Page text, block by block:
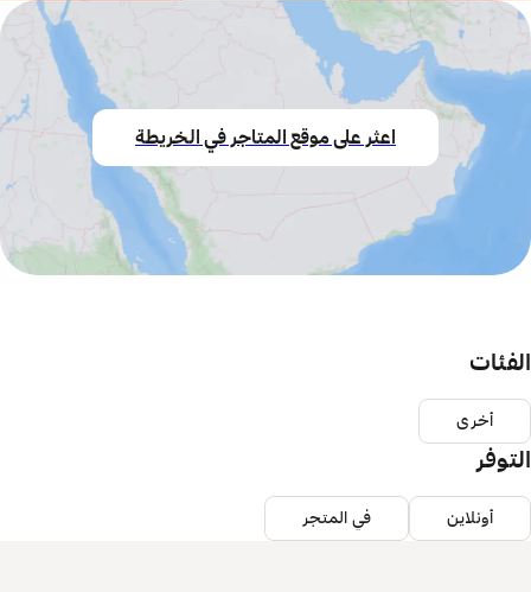
اعثر على موقع المتاجر في الخريطة
الفئات
أخرى
التوفر
أونلاين في المتجر